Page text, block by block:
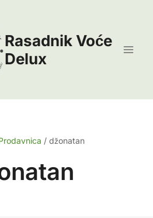
Rasadnik Voće
Delux
/ džonatan